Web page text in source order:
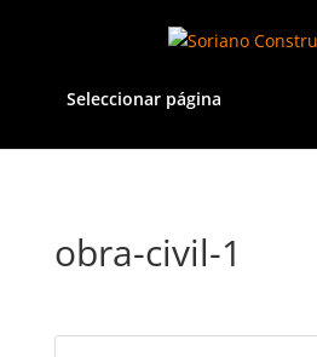
Seleccionar página
obra-civil-1